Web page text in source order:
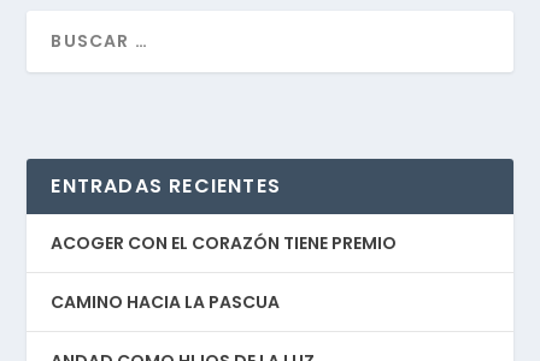
ENTRADAS RECIENTES
ACOGER CON EL CORAZÓN TIENE PREMIO
CAMINO HACIA LA PASCUA